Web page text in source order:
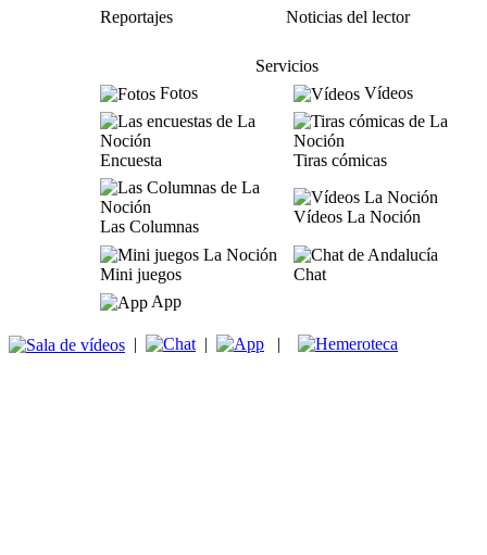
Reportajes
Noticias del lector
Servicios
Fotos
Vídeos
Encuesta Tiras cómicas
Las Columnas
Vídeos La Noción
Mini juegos
Chat
App
| | |